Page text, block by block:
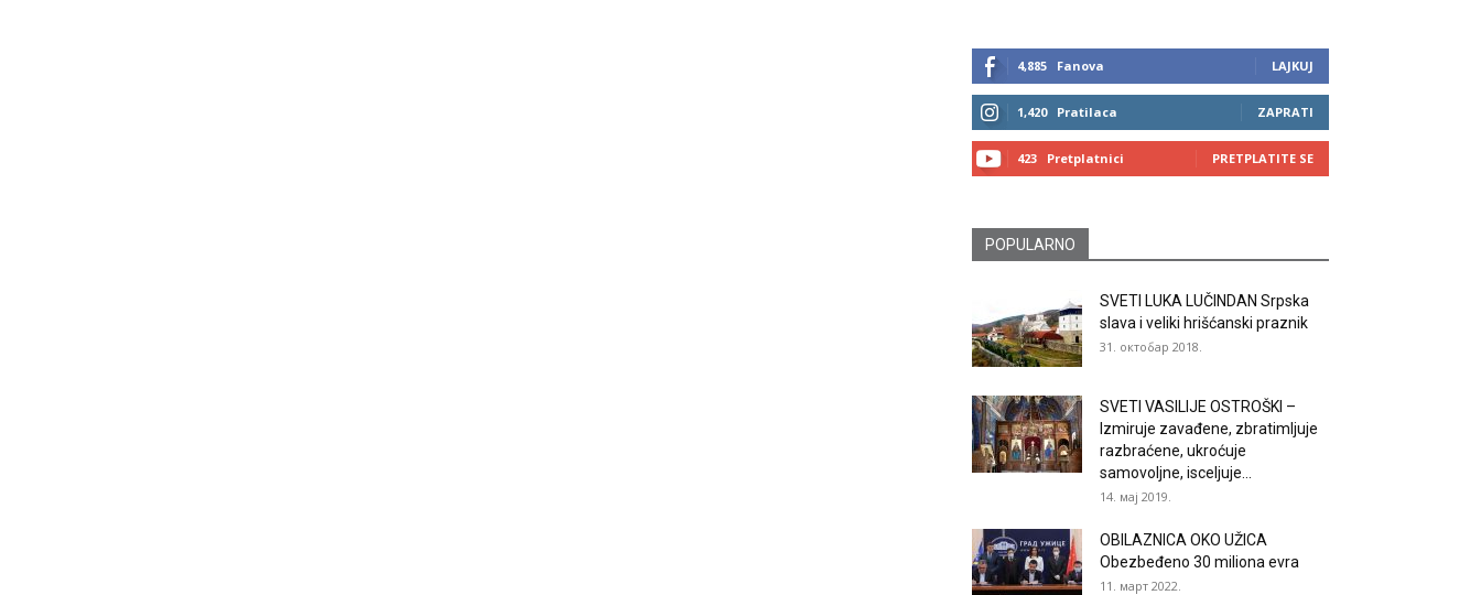
4,885 Fanova LAJKUJ
1,420 Pratilaca ZAPRATI
423 Pretplatnici PRETPLATITE SE
POPULARNO
SVETI LUKA LUČINDAN Srpska
slava i veliki hrišćanski praznik
31. октобар 2018.
SVETI VASILIJE OSTROŠKI –
Izmiruje zavađene, zbratimljuje
razbraćene, ukroćuje
samovoljne, isceljuje...
14. мај 2019.
OBILAZNICA OKO UŽICA
Obezbeđeno 30 miliona evra
11. март 2022.